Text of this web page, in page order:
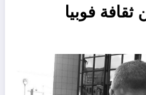
ثقافة فوبيا